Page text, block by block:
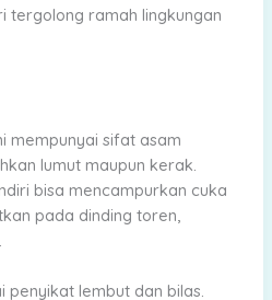
tergolong ramah lingkungan
mempunyai sifat asam
lumut maupun kerak.
bisa mencampurkan cuka
pada dinding toren,
penyikat lembut dan bilas.